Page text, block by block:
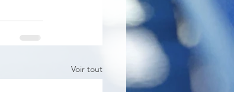
Voir tout